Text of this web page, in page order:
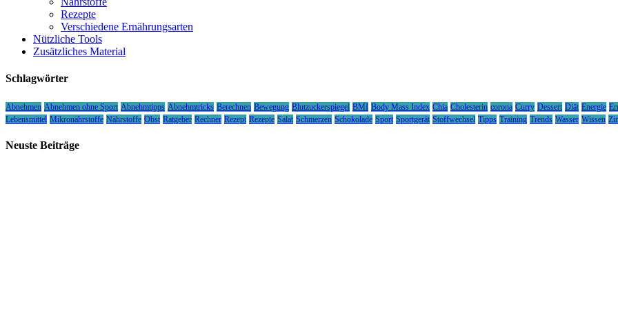
Rezepte
Verschiedene Ernährungsarten
Nützliche Tools
Zusätzliches Material
Schlagwörter
Abnehmen Abnehmen ohne Sport Abnehmtipps Abnehmtricks Berechnen Bewegung Blutzuckerspiegel BMI Body Mass Index Chia Cholesterin corona Curry Dessert Diät Energie
Lebensmittel Mikronährstoffe Nährstoffe Obst Ratgeber Rechner Rezept Rezepte Salat Schmerzen Schokolade Sport Sportgerät Stoffwechsel Tipps Training Trends Wasser Wissen
Neuste Beiträge